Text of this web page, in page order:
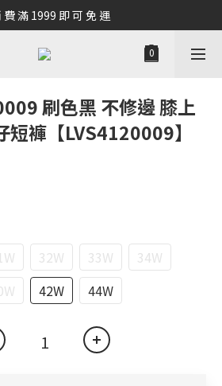
費 滿 1999 即 可 免 運
刷色黑 不修邊 膝上
短褲【LVS4120009】
32W 33W
34W
42W 44W